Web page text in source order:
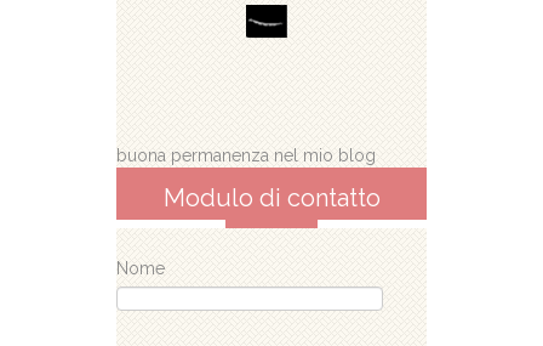
buona permanenza nel mio blog
Modulo di contatto
Nome